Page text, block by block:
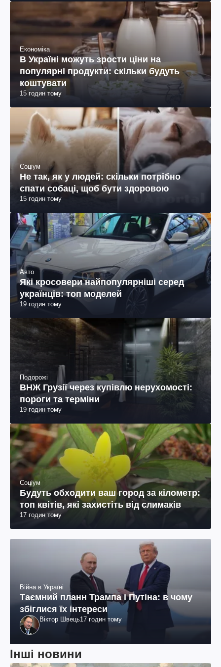
Економіка
В Україні можуть зрости ціни на
популярні продукти: скільки будуть
коштувати
15 годин тому
Соціум
Не так, як у людей: скільки потрібно
спати собаці, щоб бути здоровою
15 годин тому
Авто
Які кросовери найпопулярніші серед
українців: топ моделей
19 годин тому
Подорожі
ВНЖ Грузії через купівлю нерухомості:
пороги та терміни
19 годин тому
Соціум
Будуть обходити ваш город за кілометр:
топ квітів, які захистіть від слимаків
17 годин тому
Війна в Україні
Таємний планн Трампа і Путіна: в чому
збіглися їх інтереси
Віктор Швець17 годин тому
Інші новини